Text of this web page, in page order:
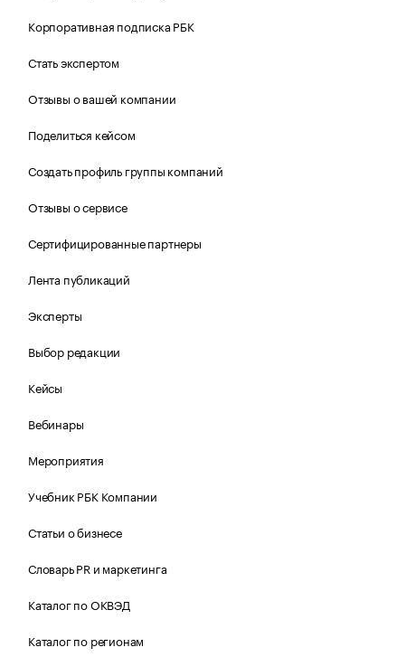
Корпоративная подписка РБК
Стать экспертом
Отзывы о вашей компании
Поделиться кейсом
Создать профиль группы компаний
Отзывы о сервисе
Сертифицированные партнеры
Лента публикаций
Эксперты
Выбор редакции
Кейсы
Вебинары
Мероприятия
Учебник РБК Компании
Статьи о бизнесе
Словарь PR и маркетинга
Каталог по ОКВЭД
Каталог по регионам